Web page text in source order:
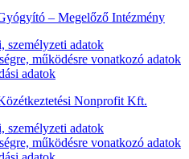
– Megelőző Intézmény
személyzeti adatok
működésre vonatkozó adatok
adatok
Nonprofit Kft.
személyzeti adatok
működésre vonatkozó adatok